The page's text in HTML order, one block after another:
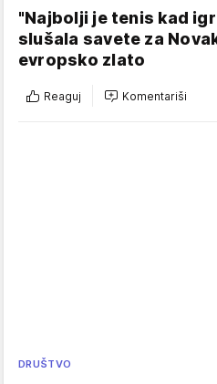
"Najbolji je tenis kad
slušala savete za
evropsko zlato
Reaguj Komentariši
DRUŠTVO